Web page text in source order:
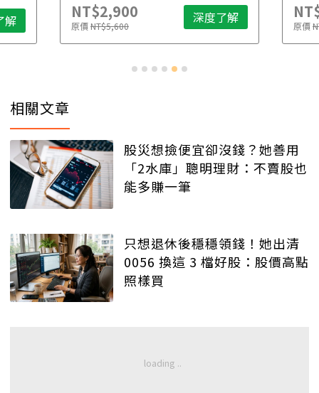
解 NT$2,900
原價NT$5,600 深度了解 原價
相關文章
股災想撿便宜卻沒錢？她善用
「2水庫」聰明理財：不賣股也
能多賺一筆
只想退休後穩穩領錢！她出清
0056 換這 3 檔好股：股價高點
照樣買